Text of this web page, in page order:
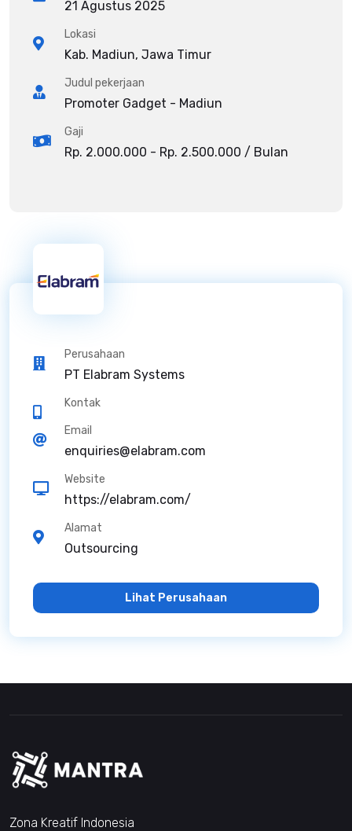
21 Agustus 2025
Lokasi
Kab. Madiun, Jawa Timur
Judul pekerjaan
Promoter Gadget - Madiun
Gaji
Rp. 2.000.000 - Rp. 2.500.000 / Bulan
Perusahaan
PT Elabram Systems
Kontak
Email
enquiries@elabram.com
Website
https://elabram.com/
Alamat
Outsourcing
Lihat Perusahaan
Zona Kreatif Indonesia